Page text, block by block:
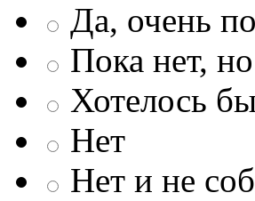
Да, очень
Пока нет,
Хотелось
Нет
Нет и не